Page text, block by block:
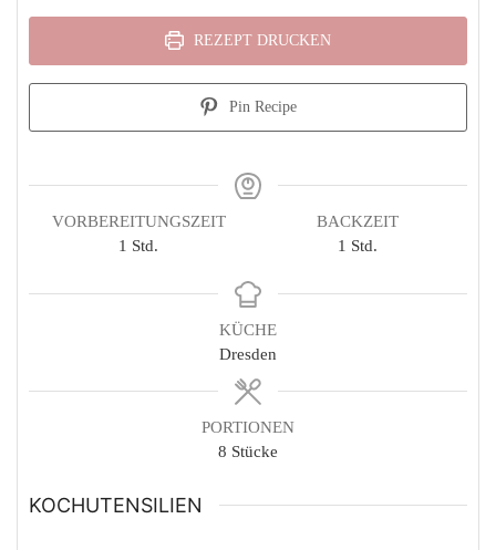
REZEPT DRUCKEN
Pin Recipe
VORBEREITUNGSZEIT
1 Stunde
Std.
BACKZEIT
1 Stunde
Std.
KÜCHE
Dresden
PORTIONEN
8 Stücke
KOCHUTENSILIEN